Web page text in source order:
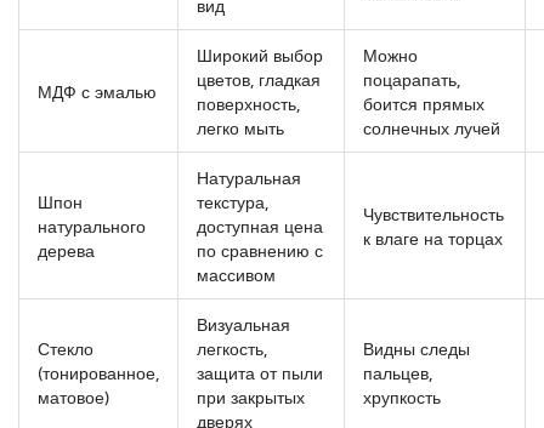
вид
МДФ с эмалью
Широкий выбор
цветов, гладкая
поверхность,
легко мыть
Можно
поцарапать,
боится прямых
солнечных лучей
Шпон
натурального
дерева
Натуральная
текстура,
доступная цена
по сравнению с
массивом
Чувствительность
к влаге на торцах
Стекло
(тонированное,
матовое)
Визуальная
легкость,
защита от пыли
при закрытых
дверях
Видны следы
пальцев,
хрупкость